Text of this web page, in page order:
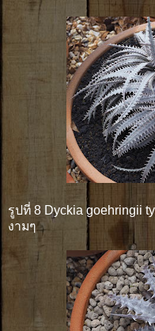
รูปที่ 8 Dyckia goehringii
งามๆ